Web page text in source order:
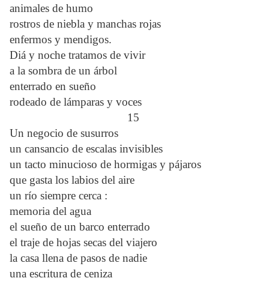
animales de humo
rostros de niebla y manchas rojas
enfermos y mendigos.
Diá y noche tratamos de vivir
a la sombra de un árbol
enterrado en sueño
rodeado de lámparas y voces
15
Un negocio de susurros
un cansancio de escalas invisibles
un tacto minucioso de hormigas y pájaros
que gasta los labios del aire
un río siempre cerca :
memoria del agua
el sueño de un barco enterrado
el traje de hojas secas del viajero
la casa llena de pasos de nadie
una escritura de ceniza